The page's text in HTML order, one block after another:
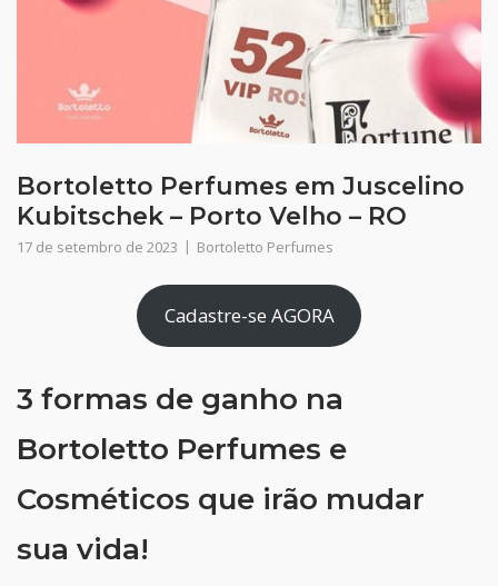
Bortoletto Perfumes em Juscelino
Kubitschek – Porto Velho – RO
17 de setembro de 2023 Bortoletto Perfumes
Cadastre-se AGORA
3 formas de ganho na
Bortoletto Perfumes e
Cosméticos que irão mudar
sua vida!